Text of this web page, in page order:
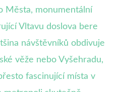
Města, monumentální
Vltavu doslova bere
návštěvníků obdivuje
věže nebo Vyšehradu,
fascinující místa v